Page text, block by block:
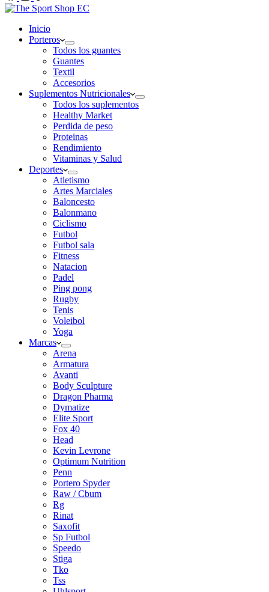
Inicio
Porteros
Todos los guantes
Guantes
Textil
Accesorios
Suplementos Nutricionales
Todos los suplementos
Healthy Market
Perdida de peso
Proteinas
Rendimiento
Vitaminas y Salud
Deportes
Atletismo
Artes Marciales
Baloncesto
Balonmano
Ciclismo
Futbol
Futbol sala
Fitness
Natacion
Padel
Ping pong
Rugby
Tenis
Voleibol
Yoga
Marcas
Arena
Armatura
Avanti
Body Sculpture
Dragon Pharma
Dymatize
Elite Sport
Fox 40
Head
Kevin Levrone
Optimum Nutrition
Penn
Portero Spyder
Raw / Cbum
Rg
Rinat
Saxofit
Sp Futbol
Speedo
Stiga
Tko
Tss